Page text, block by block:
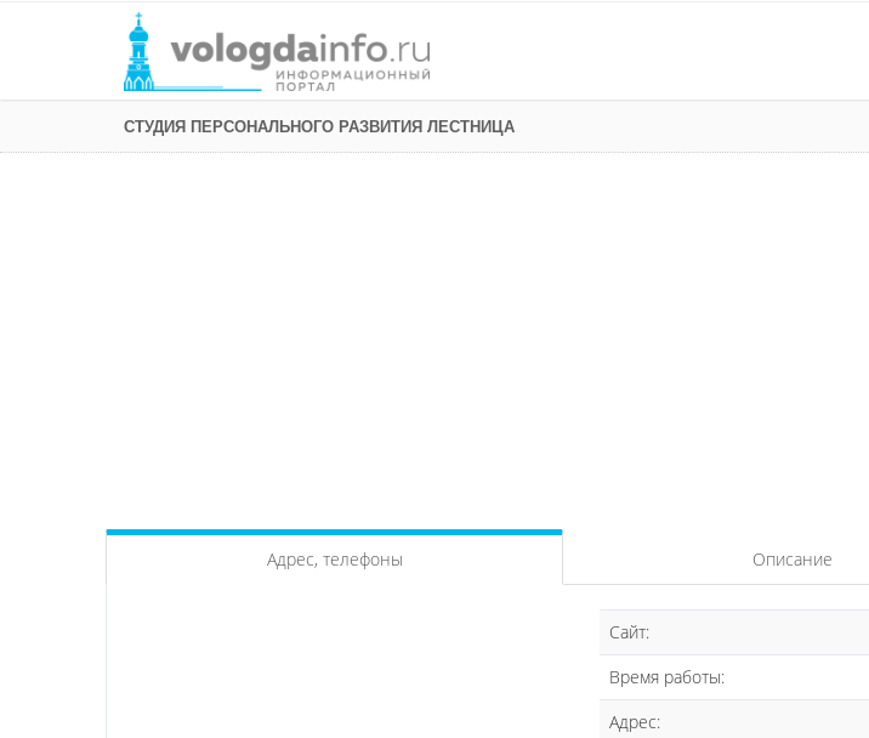
СТУДИЯ ПЕРСОНАЛЬНОГО РАЗВИТИЯ ЛЕСТНИЦА
Адрес, телефоны Описание
Сайт:
Время работы:
Адрес: